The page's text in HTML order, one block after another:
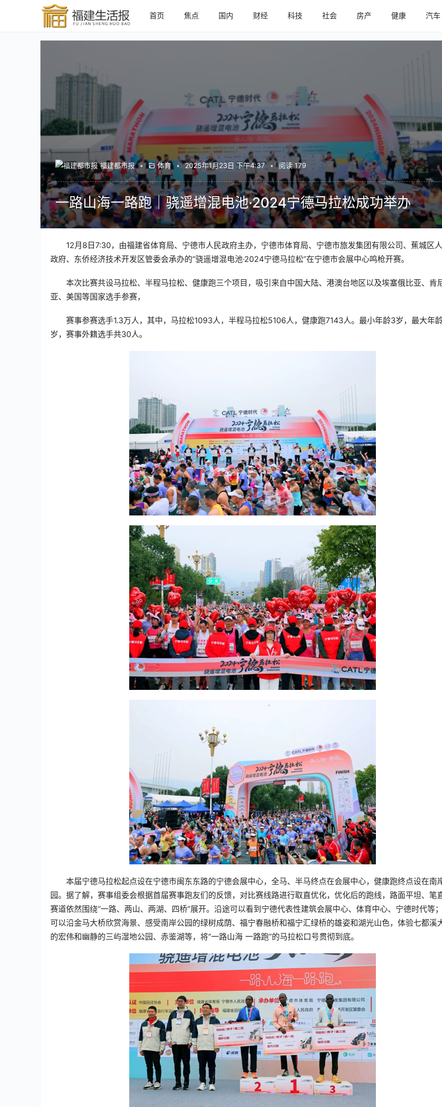
首页 焦点 国内 财经 科技 社会 房产 健康 汽车
福建都市报 • 体育 • 2025年1月23日 下午4:37 • 阅读 179
一路山海一路跑｜骁遥增混电池·2024宁德马拉松成功举办
12月8日7:30，由福建省体育局、宁德市人民政府主办，宁德市体育局、宁德市旅发集团有限公司、蕉城区
政府、东侨经济技术开发区管委会承办的“骁遥增混电池·2024宁德马拉松”在宁德市会展中心鸣枪开赛。
本次比赛共设马拉松、半程马拉松、健康跑三个项目，吸引来自中国大陆、港澳台地区以及埃塞俄比亚、肯
亚、美国等国家选手参赛，
赛事参赛选手1.3万人，其中，马拉松1093人，半程马拉松5106人，健康跑7143人。最小年龄3岁，最大年
岁，赛事外籍选手共30人。
本届宁德马拉松起点设在宁德市闽东东路的宁德会展中心，全马、半马终点在会展中心，健康跑终点设在南
园。据了解，赛事组委会根据首届赛事跑友们的反馈，对比赛线路进行取直优化，优化后的跑线，路面平坦、笔
赛道依然围绕“一路、两山、两湖、四桥”展开。沿途可以看到宁德代表性建筑会展中心、体育中心、宁德时代等
可以沿金马大桥欣赏海景、感受南岸公园的绿树成荫、福宁春融桥和福宁汇绿桥的雄姿和湖光山色，体验七都溪
的宏伟和幽静的三屿湿地公园、赤鉴湖等，将“一路山海 一路跑”的马拉松口号贯彻到底。